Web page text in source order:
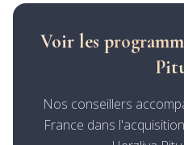
Voir les
Nos conseillers
France dans